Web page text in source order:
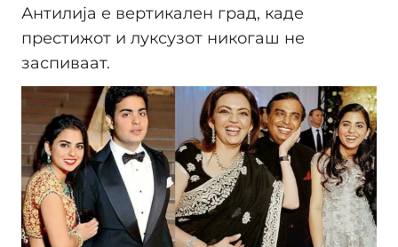
Антилија е вертикален град, каде
престижот и луксузот никогаш не
заспиваат.